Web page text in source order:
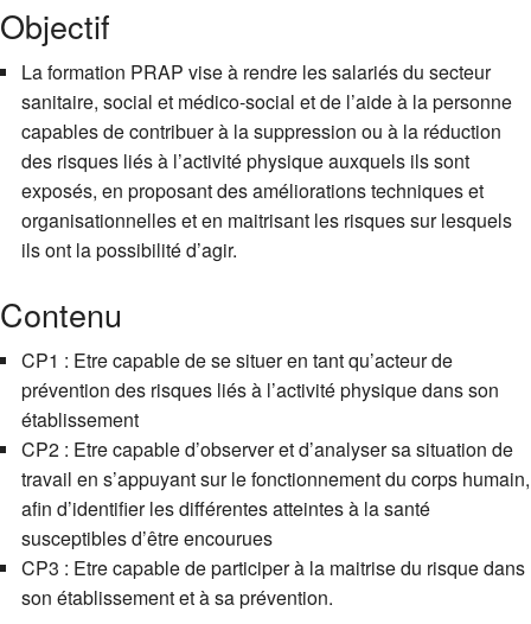
Objectif
La formation PRAP vise à rendre les salariés du secteur
sanitaire, social et médico-social et de l’aide à la personne
capables de contribuer à la suppression ou à la réduction
des risques liés à l’activité physique auxquels ils sont
exposés, en proposant des améliorations techniques et
organisationnelles et en maitrisant les risques sur lesquels
ils ont la possibilité d’agir.
Contenu
CP1 : Etre capable de se situer en tant qu’acteur de
prévention des risques liés à l’activité physique dans son
établissement
CP2 : Etre capable d’observer et d’analyser sa situation de
travail en s’appuyant sur le fonctionnement du corps humain,
afin d’identifier les différentes atteintes à la santé
susceptibles d’être encourues
CP3 : Etre capable de participer à la maitrise du risque dans
son établissement et à sa prévention.